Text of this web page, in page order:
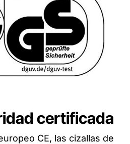
certificada
CE, las cizallas de